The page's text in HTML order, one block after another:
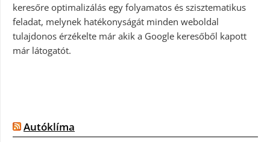
keresőre optimalizálás egy folyamatos és szisztematikus
feladat, melynek hatékonyságát minden weboldal
tulajdonos érzékelte már akik a Google keresőből kapott
már látogatót.
Autóklíma